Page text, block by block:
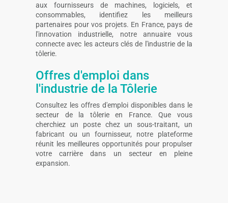
aux fournisseurs de machines, logiciels, et
consommables, identifiez les meilleurs
partenaires pour vos projets. En France, pays de
l'innovation industrielle, notre annuaire vous
connecte avec les acteurs clés de l'industrie de la
tôlerie.
Offres d'emploi dans
l'industrie de la Tôlerie
Consultez les offres d'emploi disponibles dans le
secteur de la tôlerie en France. Que vous
cherchiez un poste chez un sous-traitant, un
fabricant ou un fournisseur, notre plateforme
réunit les meilleures opportunités pour propulser
votre carrière dans un secteur en pleine
expansion.